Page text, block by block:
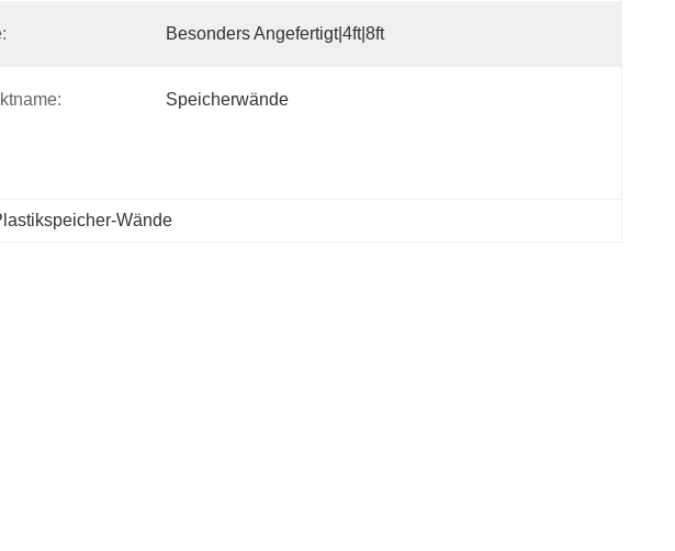
Besonders Angefertigt|4ft|8ft
Speicherwände
Wände